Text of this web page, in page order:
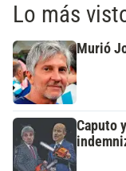
Lo más
Murió
Caputo